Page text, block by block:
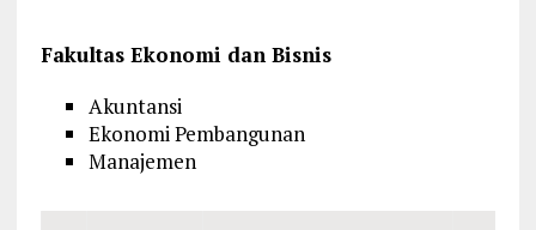
Fakultas Ekonomi dan Bisnis
Akuntansi
Ekonomi Pembangunan
Manajemen